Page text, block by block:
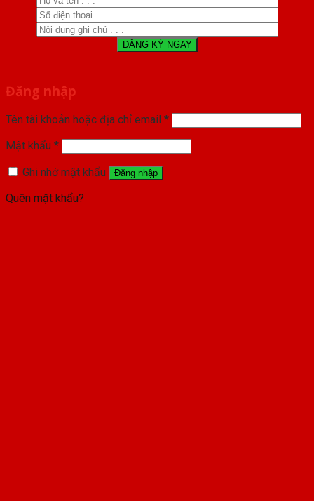
Đăng nhập
Tên tài khoản hoặc địa chỉ email *
Mật khẩu *
Ghi nhớ mật khẩu
Đăng nhập
Quên mật khẩu?